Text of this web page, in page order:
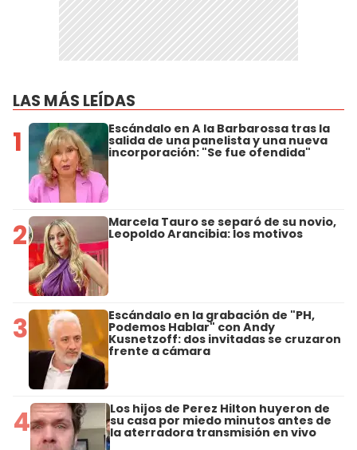
LAS MÁS LEÍDAS
1 Escándalo en A la Barbarossa tras la
salida de una panelista y una nueva
incorporación: "Se fue ofendida"
2 Marcela Tauro se separó de su novio,
Leopoldo Arancibia: los motivos
3 Escándalo en la grabación de "PH,
Podemos Hablar" con Andy
Kusnetzoff: dos invitadas se cruzaron
frente a cámara
4 Los hijos de Perez Hilton huyeron de
su casa por miedo minutos antes de
la aterradora transmisión en vivo